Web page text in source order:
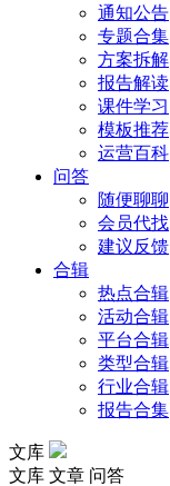
通知公告
专题合集
方案拆解
报告解读
课件学习
模板推荐
运营百科
问答
随便聊聊
会员代找
建议反馈
合辑
热点合辑
活动合辑
平台合辑
类型合辑
行业合辑
报告合集
文库
文库 文章 问答